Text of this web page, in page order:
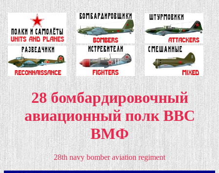
28 бомбардировочный
авиационный полк ВВС
ВМФ
28th navy bomber aviation regiment